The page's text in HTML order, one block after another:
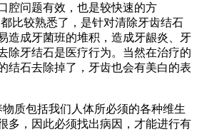
腔问题有效，也是较快速的方
较熟悉了，是针对清除牙齿结石
造成牙菌班的堆积，造成牙龈炎、牙
除牙结石是医疗行为。当然在治疗的
结石去除掉了，牙齿也会有美白的表
包括我们人体所必须的各种维生
多，因此必须找出病因，才能进行有